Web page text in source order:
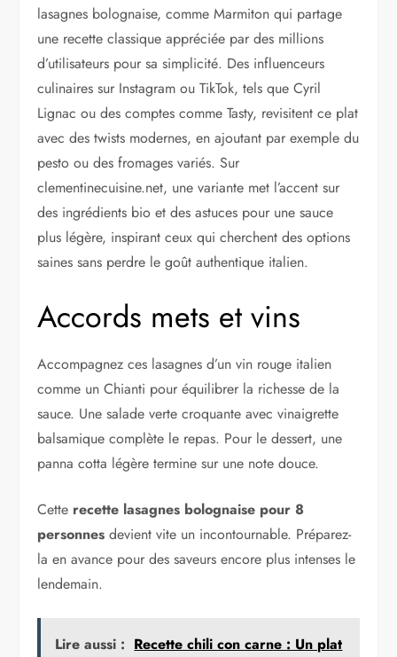
lasagnes bolognaise, comme Marmiton qui partage
une recette classique appréciée par des millions
d’utilisateurs pour sa simplicité. Des influenceurs
culinaires sur Instagram ou TikTok, tels que Cyril
Lignac ou des comptes comme Tasty, revisitent ce plat
avec des twists modernes, en ajoutant par exemple du
pesto ou des fromages variés. Sur
clementinecuisine.net, une variante met l’accent sur
des ingrédients bio et des astuces pour une sauce
plus légère, inspirant ceux qui cherchent des options
saines sans perdre le goût authentique italien.
Accords mets et vins
Accompagnez ces lasagnes d’un vin rouge italien
comme un Chianti pour équilibrer la richesse de la
sauce. Une salade verte croquante avec vinaigrette
balsamique complète le repas. Pour le dessert, une
panna cotta légère termine sur une note douce.
Cette recette lasagnes bolognaise pour 8
personnes devient vite un incontournable. Préparez-
la en avance pour des saveurs encore plus intenses le
lendemain.
Lire aussi : Recette chili con carne : Un plat